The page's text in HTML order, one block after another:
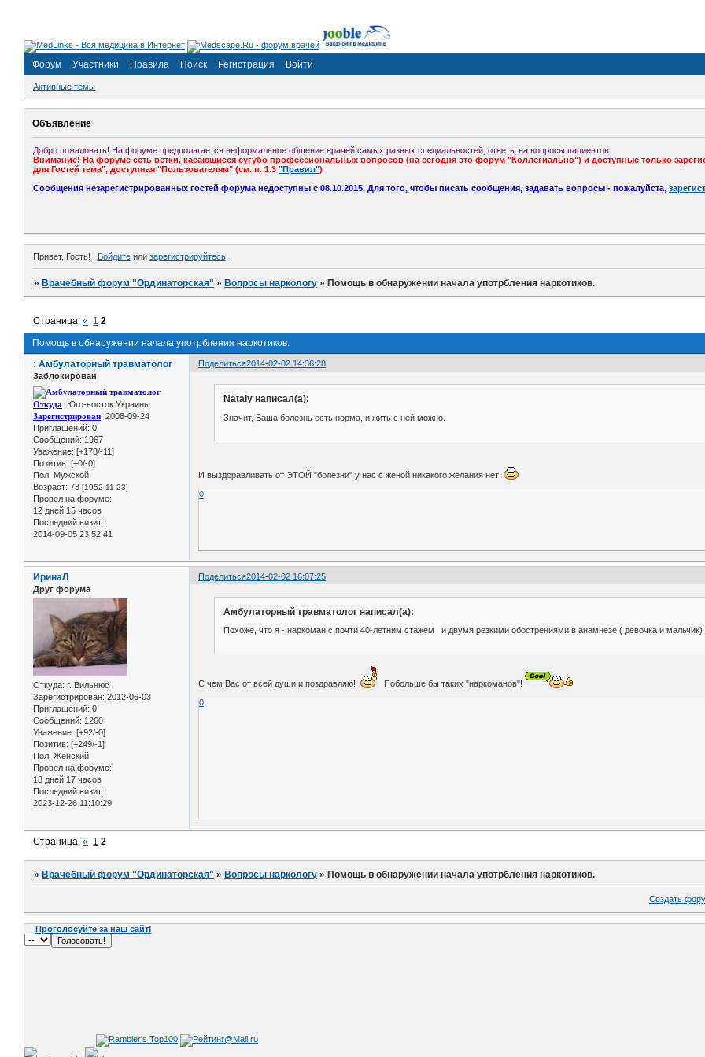
Форум Участники Правила Поиск Регистрация Войти
Активные темы
Объявление
Добро пожаловать! На форуме предполагается неформальное общение врачей самых разных специальностей, ответы на вопросы пациентов.
Внимание! На форуме есть ветки, касающиеся сугубо профессиональных вопросов (на сегодня это форум "Коллегиально") и доступные только
для Гостей тема", доступная "Пользователям" (см. п. 1.3 "Правил")
Сообщения незарегистрированных гостей форума недоступны с 08.10.2015. Для того, чтобы писать сообщения, задавать вопросы - пожалуйста,
Привет, Гость! Войдитеили зарегистрируйтесь.
» Врачебный форум "Ординаторская" » Вопросы наркологу » Помощь в обнаружении начала употрбления наркотиков.
Помощь в обнаружении начала употрбления наркотиков.
Страница:« 1 2
Поделиться2014-02-02 14:36:28
: Амбулаторный травматолог
Заблокирован
Откуда: Юго-восток Украины
Зарегистрирован: 2008-09-24
Приглашений: 0
Сообщений: 1967
Уважение: [+178/-11]
Позитив: [+0/-0]
Пол: Мужской
Возраст: 73 [1952-11-23]
Провел на форуме:
12 дней 15 часов
Последний визит:
2014-09-05 23:52:41
Nataly написал(а):
Значит, Ваша болезнь есть норма, и жить с ней можно.
И выздоравливать от ЭТОЙ "болезни" у нас с женой никакого желания нет!
0
Поделиться2014-02-02 16:07:25
ИринаЛ
Друг форума
Откуда: г. Вильнюс
Зарегистрирован: 2012-06-03
Приглашений: 0
Сообщений: 1260
Уважение: [+92/-0]
Позитив: [+249/-1]
Пол: Женский
Провел на форуме:
18 дней 17 часов
Последний визит:
2023-12-26 11:10:29
Амбулаторный травматолог написал(а):
Похоже, что я - наркоман с почти 40-летним стажем и двумя резкими обострениями в анамнезе ( девочка и мальчик)
С чем Вас от всей души и поздравляю!
Побольше бы таких "наркоманов"!
0
Страница:« 1 2
»Врачебный форум "Ординаторская" »Вопросы наркологу »Помощь в обнаружении начала употрбления наркотиков.
Создать
Проголосуйте за наш сайт!